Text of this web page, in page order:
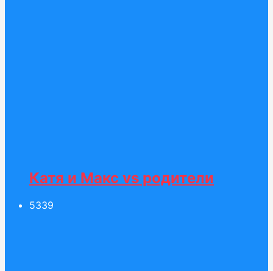
Катя и Макс vs родители
5339